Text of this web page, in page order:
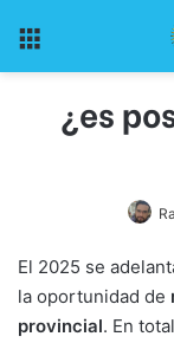
¿es
El 2025 se
la oportunidad de
provincial. En